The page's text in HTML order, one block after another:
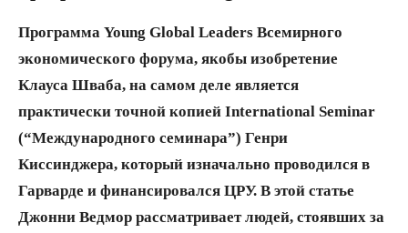
Программа Young Global Leaders Всемирного
экономического форума, якобы изобретение
Клауса Шваба, на самом деле является
практически точной копией International Seminar
(“Международного семинара”) Генри
Киссинджера, который изначально проводился в
Гарварде и финансировался ЦРУ. В этой статье
Джонни Ведмор рассматривает людей, стоявших за